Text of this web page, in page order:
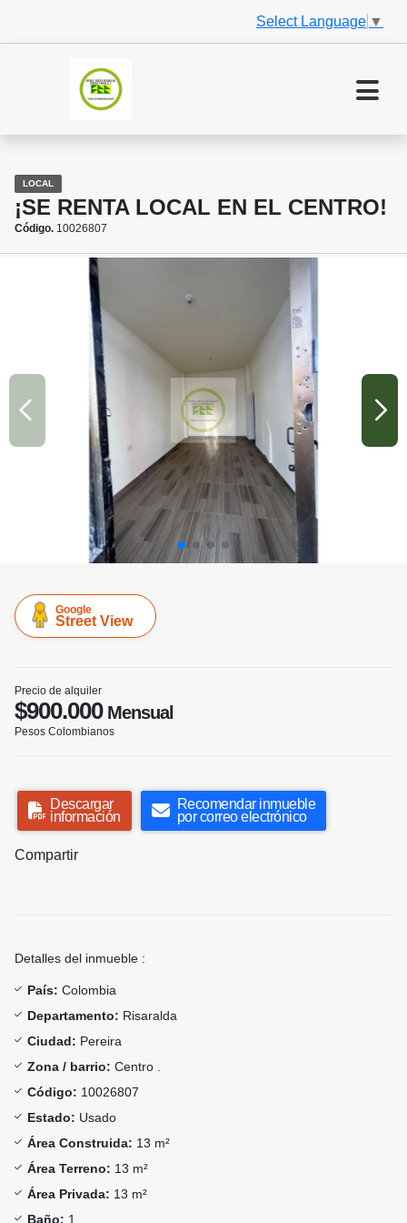
Select Language ▼
LOCAL
¡SE RENTA LOCAL EN EL CENTRO!
Código. 10026807
Google
Street View
Precio de alquiler
$900.000Mensual
Pesos Colombianos
Descargar
información
Recomendar inmueble
por correo electrónico
Compartir
Detalles del inmueble :
País: Colombia
Departamento: Risaralda
Ciudad: Pereira
Zona / barrio: Centro .
Código: 10026807
Estado: Usado
Área Construida: 13 m²
Área Terreno: 13 m²
Área Privada: 13 m²
Baño: 1